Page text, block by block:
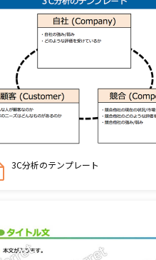
3C分析のテンプレート